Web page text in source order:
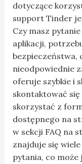
dotyczące
support Tinder
Czy masz
aplikacji,
bezpieczeństwa,
nieodpowiednie
oferuje szybkie i
skontaktować
skorzystać z
dostępnego na
w sekcji FAQ na
znajduje się
pytania, co